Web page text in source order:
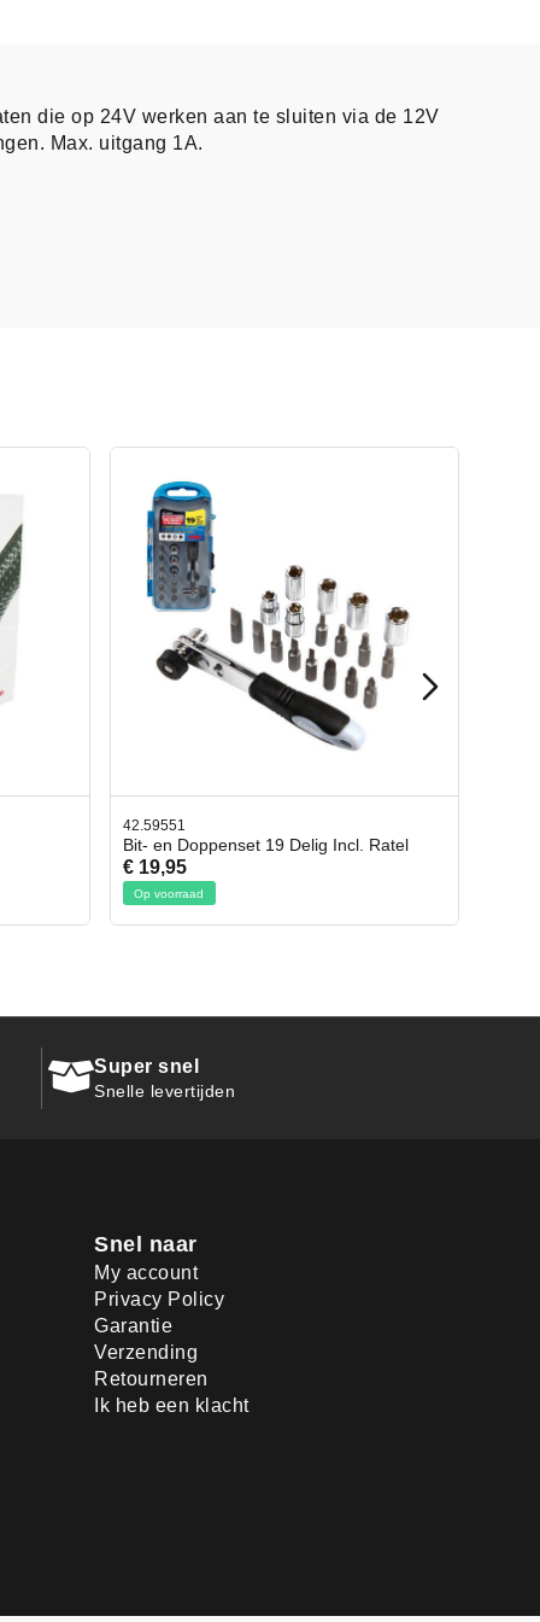
die op 24V werken aan te sluiten via de 12V
Max. uitgang 1A.
Ratel
42.65998
Afbreekmes 2 stuks
€ 10,95
Op voorraad
Super snel
Snelle levertijden
Snel naar
My account
Privacy Policy
Garantie
Verzending
Retourneren
Ik heb een klacht